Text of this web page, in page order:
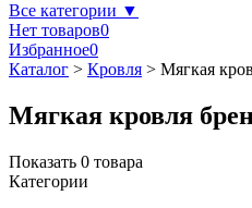
Все категории ▼
Нет товаров0
Избранное0
Каталог > Кровля > Мягкая
Мягкая кровля
Показать 0 товара
Категории